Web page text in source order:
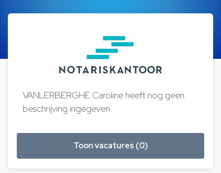
VANLERBERGHE Caroline heeft nog geen
beschrijving ingegeven.
Toon vacatures (0)